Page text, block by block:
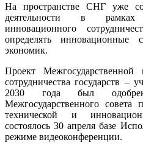
На пространстве СНГ уже
деятельности в рамках
инновационного
определять
экономик.
Проект Межгосударственной
сотрудничества государств –
2030 года был
Межгосударственного совета
технической и
состоялось 30 апреля базе
режиме видеоконференции.